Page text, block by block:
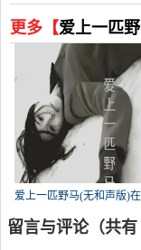
更多【爱上一匹
爱上一匹野马(无和声版)
是MC梦柯)，冰鑫Asce演唱
留言与评论（共有